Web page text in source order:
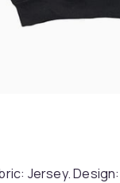
Jersey.